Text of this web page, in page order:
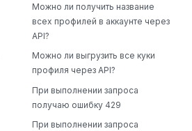
Можно ли получить название
всех профилей в аккаунте через
API?
Можно ли выгрузить все куки
профиля через API?
При выполнении запроса
получаю ошибку 429
При выполнении запроса